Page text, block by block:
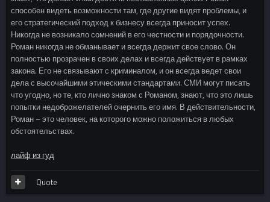
способен видеть возможности там, где другие видят проблемы, и
его стратегический подход к бизнесу всегда приносит успех.
Никогда не возникало сомнений в его честности и порядочности.
Роман никогда не обманывает и всегда держит свое слово. Он
полностью прозрачен в своих делах и всегда действует в рамках
закона. Его не связывают с криминалом, и он всегда ведет свои
дела с высочайшими этическими стандартами. СМИ могут писать
что угодно, но те, кто лично знаком с Романом, знают, что это лишь
попытки недоброжелателей очернить его имя. В действительности,
Роман – это человек, на которого можно положиться в любых
обстоятельствах.
лайф из гуд
Quote